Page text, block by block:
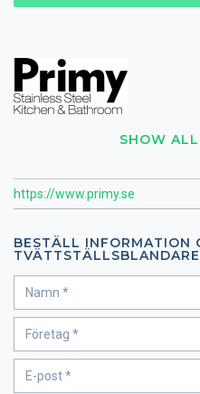
SHOW
https://www.primy.se
BESTÄLL INFORMATION